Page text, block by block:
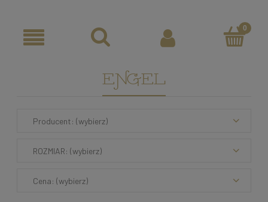
ENGEL
Producent: (wybierz)
ROZMIAR: (wybierz)
Cena: (wybierz)